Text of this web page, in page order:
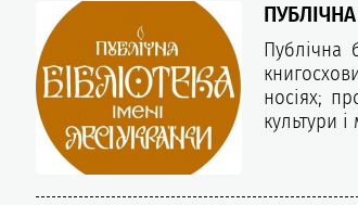
Публічна
носіях;
культури